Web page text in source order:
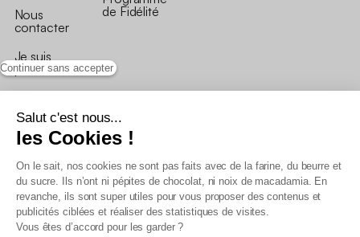
Continuer sans accepter
Salut c'est nous...
les Cookies !
On le sait, nos cookies ne sont pas faits avec de la farine, du beurre et
du sucre. Ils n’ont ni pépites de chocolat, ni noix de macadamia. En
revanche, ils sont super utiles pour vous proposer des contenus et
publicités ciblées et réaliser des statistiques de visites.
Vous êtes d’accord pour les garder ?
Nous
contacter
Je suis
professionnel
de Fidélité
Conditions générales de vente
Conditions générales du programme de fidélité
Charte de données personnelles
Conditions générales de vente Pro
Déclaration d’accessibilité